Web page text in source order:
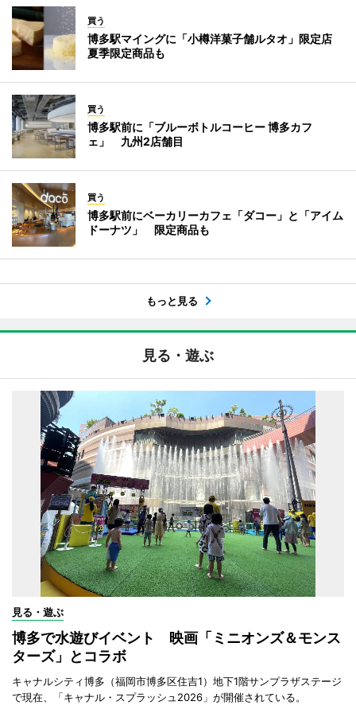
買う
博多駅マイングに「小樽洋菓子舗ルタオ」限定店
夏季限定商品も
買う
博多駅前に「ブルーボトルコーヒー 博多カフ
ェ」 九州2店舗目
買う
博多駅前にベーカリーカフェ「ダコー」と「アイム
ドーナツ」 限定商品も
もっと見る
見る・遊ぶ
見る・遊ぶ
博多で水遊びイベント 映画「ミニオンズ＆モンス
ターズ」とコラボ
キャナルシティ博多（福岡市博多区住吉1）地下1階サンプラザステージ
で現在、「キャナル・スプラッシュ2026」が開催されている。